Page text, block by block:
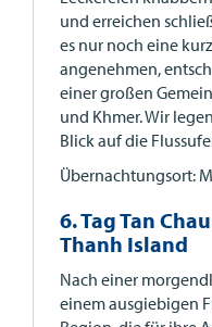
und erreichen
es nur noch eine
angenehmen,
einer großen
und Khmer. Wir
Blick auf die
Übernachtungsort:
6. Tag Tan
Thanh Island
Nach einer
einem ausgiebigen